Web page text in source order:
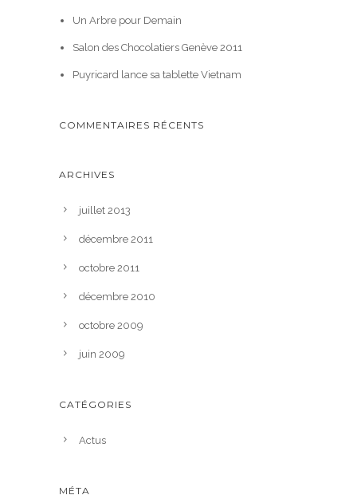
Un Arbre pour Demain
Salon des Chocolatiers Genève 2011
Puyricard lance sa tablette Vietnam
COMMENTAIRES RÉCENTS
ARCHIVES
juillet 2013
décembre 2011
octobre 2011
décembre 2010
octobre 2009
juin 2009
CATÉGORIES
Actus
MÉTA